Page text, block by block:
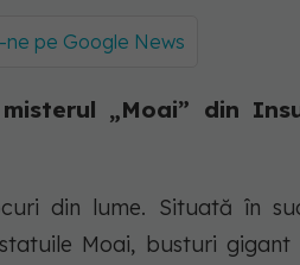
pe Google News
„Moai” din
din lume. Situată în
Moai, busturi gigant